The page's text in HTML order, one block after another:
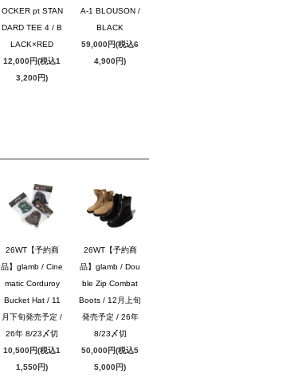
OCKER pt STAN
DARD TEE 4 / B
LACK×RED
12,000円(税込1
3,200円)
A-1 BLOUSON /
BLACK
59,000円(税込6
4,900円)
26WT【予約商
品】glamb / Cine
matic Corduroy
Bucket Hat / 11
月下旬発売予定 /
26年 8/23〆切
10,500円(税込1
1,550円)
26WT【予約商
品】glamb / Dou
ble Zip Combat
Boots / 12月上旬
発売予定 / 26年
8/23〆切
50,000円(税込5
5,000円)